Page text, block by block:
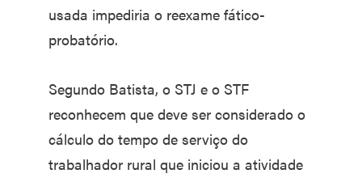
usada impediria o reexame fático-
probatório.
Segundo Batista, o STJ e o STF
reconhecem que deve ser considerado o
cálculo do tempo de serviço do
trabalhador rural que iniciou a atividade